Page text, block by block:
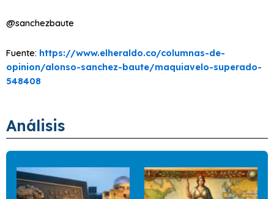
@sanchezbaute
Fuente: https://www.elheraldo.co/columnas-de-
opinion/alonso-sanchez-baute/maquiavelo-superado-
548408
Análisis